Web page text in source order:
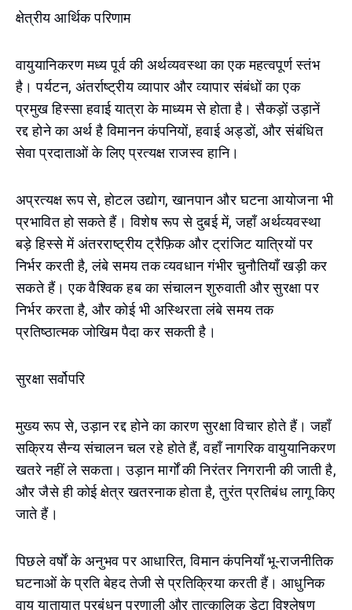
क्षेत्रीय आर्थिक परिणाम
वायुयानिकरण मध्य पूर्व की अर्थव्यवस्था का एक महत्वपूर्ण स्तंभ
है। पर्यटन, अंतर्राष्ट्रीय व्यापार और व्यापार संबंधों का एक
प्रमुख हिस्सा हवाई यात्रा के माध्यम से होता है। सैकड़ों उड़ानें
रद्द होने का अर्थ है विमानन कंपनियों, हवाई अड्डों, और संबंधित
सेवा प्रदाताओं के लिए प्रत्यक्ष राजस्व हानि।
अप्रत्यक्ष रूप से, होटल उद्योग, खानपान और घटना आयोजना भी
प्रभावित हो सकते हैं। विशेष रूप से दुबई में, जहाँ अर्थव्यवस्था
बड़े हिस्से में अंतरराष्ट्रीय ट्रैफ़िक और ट्रांजिट यात्रियों पर
निर्भर करती है, लंबे समय तक व्यवधान गंभीर चुनौतियाँ खड़ी कर
सकते हैं। एक वैश्विक हब का संचालन शुरुवाती और सुरक्षा पर
निर्भर करता है, और कोई भी अस्थिरता लंबे समय तक
प्रतिष्ठात्मक जोखिम पैदा कर सकती है।
सुरक्षा सर्वोपरि
मुख्य रूप से, उड़ान रद्द होने का कारण सुरक्षा विचार होते हैं। जहाँ
सक्रिय सैन्य संचालन चल रहे होते हैं, वहाँ नागरिक वायुयानिकरण
खतरे नहीं ले सकता। उड़ान मार्गों की निरंतर निगरानी की जाती है,
और जैसे ही कोई क्षेत्र खतरनाक होता है, तुरंत प्रतिबंध लागू किए
जाते हैं।
पिछले वर्षों के अनुभव पर आधारित, विमान कंपनियाँ भू-राजनीतिक
घटनाओं के प्रति बेहद तेजी से प्रतिक्रिया करती हैं। आधुनिक
वायु यातायात प्रबंधन प्रणाली और तात्कालिक डेटा विश्लेषण